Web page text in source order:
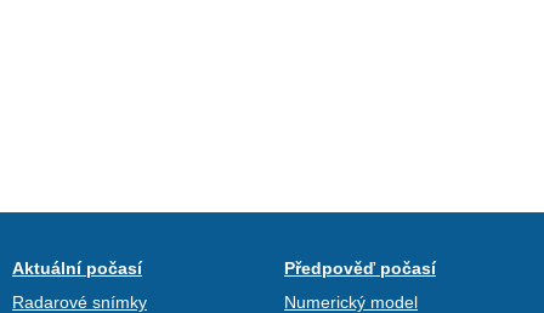
Aktuální počasí
Radarové snímky
Předpověď počasí
Numerický model